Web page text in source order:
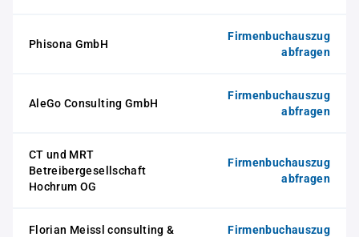
Phisona GmbH
Firmenbuchauszug
abfragen
AleGo Consulting GmbH
Firmenbuchauszug
abfragen
CT und MRT
Betreibergesellschaft
Hochrum OG
Firmenbuchauszug
abfragen
Florian Meissl consulting &
Firmenbuchauszug